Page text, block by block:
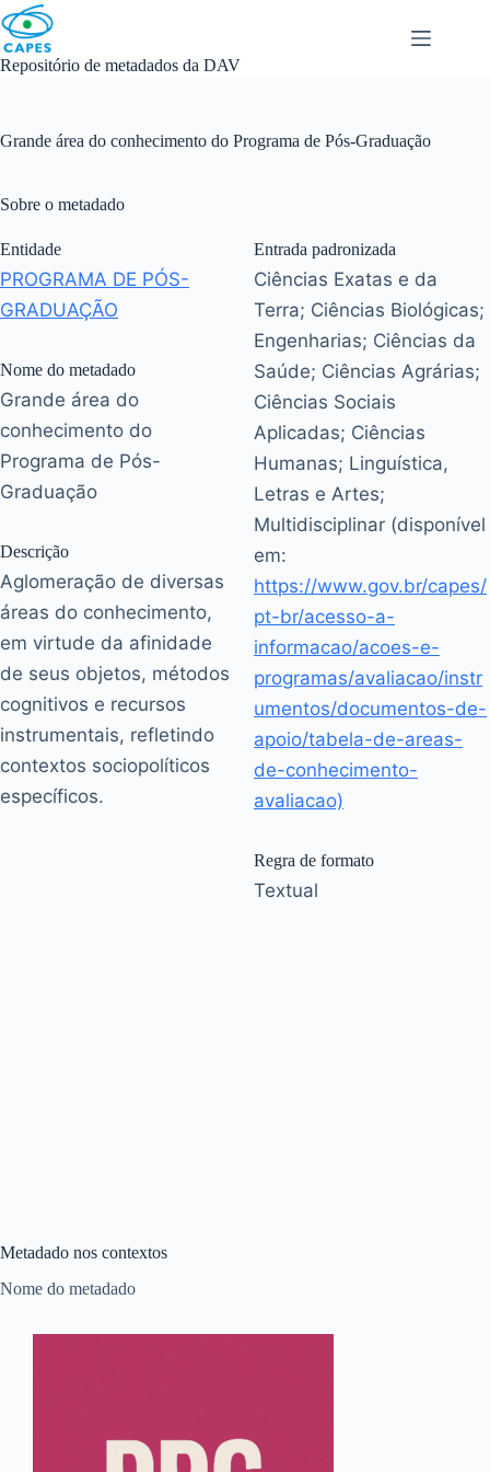
Skip
to
content
Repositório de metadados da DAV
Grande área do conhecimento do Programa de Pós-Graduação
Sobre o metadado
Entidade
PROGRAMA DE PÓS-
GRADUAÇÃO
Nome do metadado
Grande área do
conhecimento do
Programa de Pós-
Graduação
Descrição
Aglomeração de diversas
áreas do conhecimento,
em virtude da afinidade
de seus objetos, métodos
cognitivos e recursos
instrumentais, refletindo
contextos sociopolíticos
específicos.
Entrada padronizada
Ciências Exatas e da
Terra; Ciências Biológicas;
Engenharias; Ciências da
Saúde; Ciências Agrárias;
Ciências Sociais
Aplicadas; Ciências
Humanas; Linguística,
Letras e Artes;
Multidisciplinar (disponível
em:
https://www.gov.br/capes/
pt-br/acesso-a-
informacao/acoes-e-
programas/avaliacao/instr
umentos/documentos-de-
apoio/tabela-de-areas-
de-conhecimento-
avaliacao)
Regra de formato
Textual
Metadado nos contextos
Nome do metadado